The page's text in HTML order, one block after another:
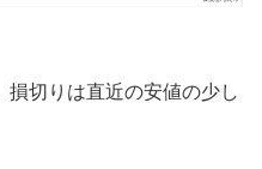
切りは直近の安値の少し